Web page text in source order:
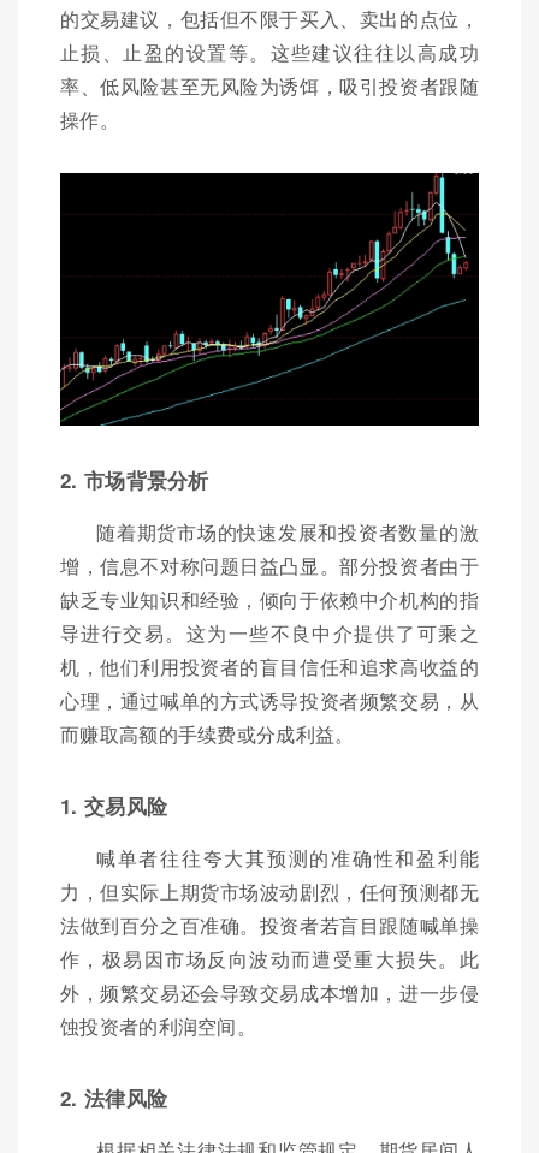
的交易建议，包括但不限于买入、卖出的点位，
止损、止盈的设置等。这些建议往往以高成功
率、低风险甚至无风险为诱饵，吸引投资者跟随
操作。
2. 市场背景分析
随着期货市场的快速发展和投资者数量的激
增，信息不对称问题日益凸显。部分投资者由于
缺乏专业知识和经验，倾向于依赖中介机构的指
导进行交易。这为一些不良中介提供了可乘之
机，他们利用投资者的盲目信任和追求高收益的
心理，通过喊单的方式诱导投资者频繁交易，从
而赚取高额的手续费或分成利益。
1. 交易风险
喊单者往往夸大其预测的准确性和盈利能
力，但实际上期货市场波动剧烈，任何预测都无
法做到百分之百准确。投资者若盲目跟随喊单操
作，极易因市场反向波动而遭受重大损失。此
外，频繁交易还会导致交易成本增加，进一步侵
蚀投资者的利润空间。
2. 法律风险